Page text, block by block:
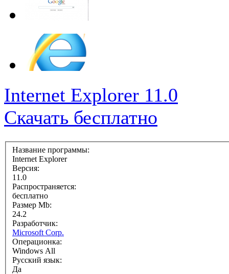
Internet Explorer 11.0
Скачать бесплатно
Название программы:
Internet Explorer
Версия:
11.0
Распространяется:
бесплатно
Размер Mb:
24.2
Разработчик:
Microsoft Corp.
Операционка:
Windows All
Русский язык:
Да